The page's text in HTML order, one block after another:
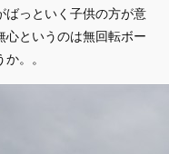
ばっといく子供の方が意
心というのは無回転ボー
。。